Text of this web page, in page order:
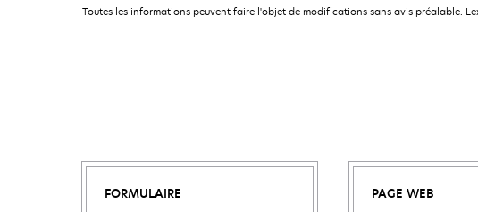
Toutes les informations peuvent faire l'objet de modifications sans avis préalable.
FORMULAIRE PAGE WEB